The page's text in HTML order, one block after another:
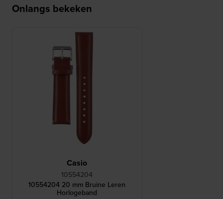
Onlangs bekeken
Casio
10554204
10554204 20 mm Bruine Leren
Horlogeband